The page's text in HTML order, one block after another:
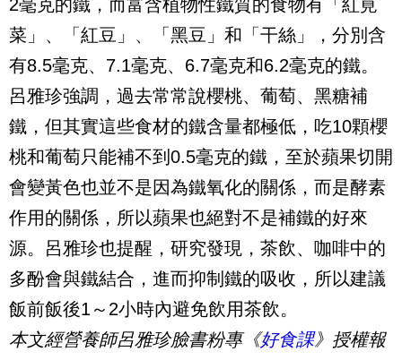
2毫克的鐵，而富含植物性鐵質的食物有「紅莧
菜」、「紅豆」、「黑豆」和「干絲」，分別含
有8.5毫克、7.1毫克、6.7毫克和6.2毫克的鐵。
呂雅珍強調，過去常常說櫻桃、葡萄、黑糖補
鐵，但其實這些食材的鐵含量都極低，吃10顆櫻
桃和葡萄只能補不到0.5毫克的鐵，至於蘋果切開
會變黃色也並不是因為鐵氧化的關係，而是酵素
作用的關係，所以蘋果也絕對不是補鐵的好來
源。呂雅珍也提醒，研究發現，茶飲、咖啡中的
多酚會與鐵結合，進而抑制鐵的吸收，所以建議
飯前飯後1～2小時內避免飲用茶飲。
本文經營養師呂雅珍臉書粉專《好食課》授權報